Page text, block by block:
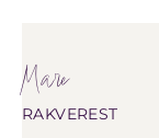
Mare
RAKVEREST